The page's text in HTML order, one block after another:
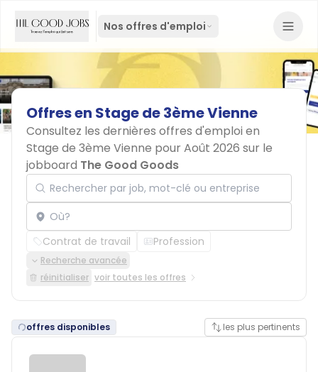
Nos offres d'emploi
Offresen Stagede3èmeVienne
Consultez les dernières offres d'emploi en
Stage de 3ème Vienne pour Août 2026 sur le
jobboard The Good Goods
Rechercher par job, mot-clé ou entreprise
Localisation
Contrat de travail Profession
Recherche avancée
réinitialiser voir toutes les offres
offres disponibles les plus pertinents